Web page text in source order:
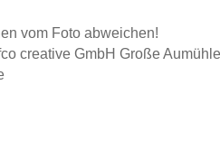
vom Foto abweichen!
creative GmbH Große